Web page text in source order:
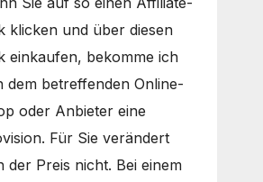
klicken und über diesen
einkaufen, bekomme ich
dem betreffenden Online-
oder Anbieter eine
Für Sie verändert
der Preis nicht. Bei einem